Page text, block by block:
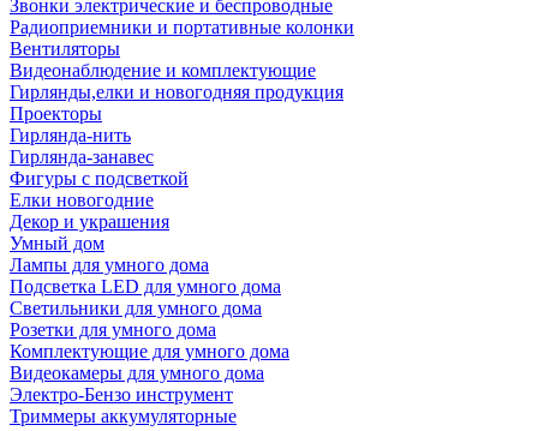
Звонки электрические и беспроводные
Радиоприемники и портативные колонки
Вентиляторы
Видеонаблюдение и комплектующие
Гирлянды,елки и новогодняя продукция
Проекторы
Гирлянда-нить
Гирлянда-занавес
Фигуры с подсветкой
Елки новогодние
Декор и украшения
Умный дом
Лампы для умного дома
Подсветка LED для умного дома
Светильники для умного дома
Розетки для умного дома
Комплектующие для умного дома
Видеокамеры для умного дома
Электро-Бензо инструмент
Триммеры аккумуляторные